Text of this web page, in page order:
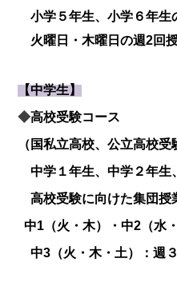
小学５年生、小学６年生
火曜日・木曜日の週2回
【中学生】
◆高校受験コース
（国私立高校、公立高校受
中学１年生、中学２年生
高校受験に向けた集団
中1（火・木）・中2（
中3（火・木・土）：週